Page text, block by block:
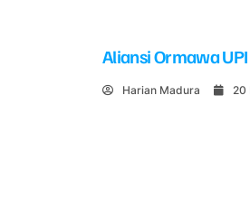
Aliansi Ormawa
Harian Madura 20